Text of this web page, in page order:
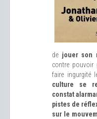
de jouer son
contre pouvoir
faire ingurgité
culture se
constat
pistes de
sur le